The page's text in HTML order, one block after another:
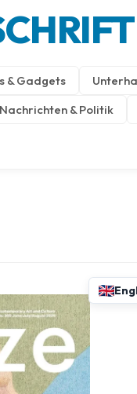
& Gadgets
Nachrichten & Politik